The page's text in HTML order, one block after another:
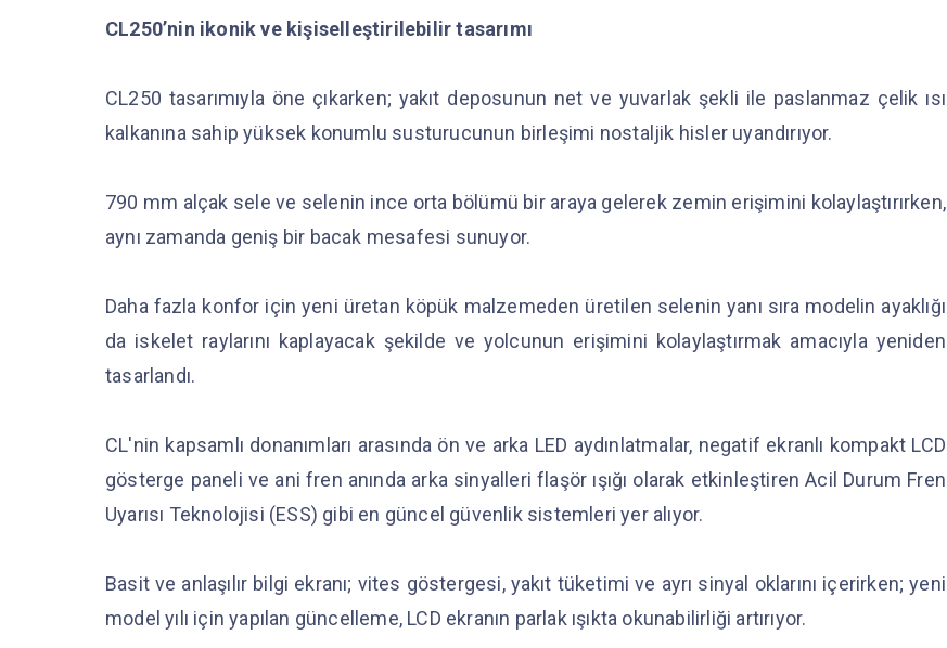
CL250’nin ikonik ve kişiselleştirilebilir tasarımı
CL250 tasarımıyla öne çıkarken; yakıt deposunun net ve yuvarlak şekli ile paslanmaz çelik ısı
kalkanına sahip yüksek konumlu susturucunun birleşimi nostaljik hisler uyandırıyor.
790 mm alçak sele ve selenin ince orta bölümü bir araya gelerek zemin erişimini kolaylaştırırken,
aynı zamanda geniş bir bacak mesafesi sunuyor.
Daha fazla konfor için yeni üretan köpük malzemeden üretilen selenin yanı sıra modelin ayaklığı
da iskelet raylarını kaplayacak şekilde ve yolcunun erişimini kolaylaştırmak amacıyla yeniden
tasarlandı.
CL'nin kapsamlı donanımları arasında ön ve arka LED aydınlatmalar, negatif ekranlı kompakt LCD
gösterge paneli ve ani fren anında arka sinyalleri flaşör ışığı olarak etkinleştiren Acil Durum Fren
Uyarısı Teknolojisi (ESS) gibi en güncel güvenlik sistemleri yer alıyor.
Basit ve anlaşılır bilgi ekranı; vites göstergesi, yakıt tüketimi ve ayrı sinyal oklarını içerirken; yeni
model yılı için yapılan güncelleme, LCD ekranın parlak ışıkta okunabilirliği artırıyor.